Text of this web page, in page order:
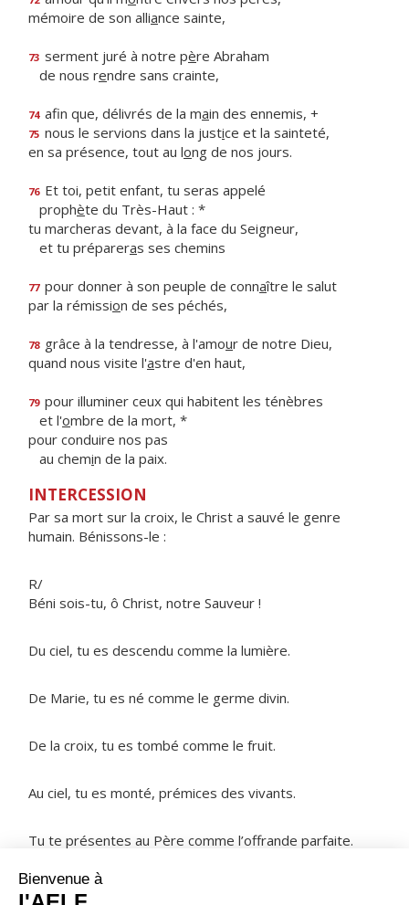
mémoire de son alliance sainte,
73 serment juré à notre père Abraham
de nous rendre sans crainte,
74 afin que, délivrés de la main des ennemis, +
75 nous le servions dans la justice et la sainteté,
en sa présence, tout au long de nos jours.
76 Et toi, petit enfant, tu seras appelé
prophète du Très-Haut : *
tu marcheras devant, à la face du Seigneur,
et tu prépareras ses chemins
77 pour donner à son peuple de connaître le salut
par la rémission de ses péchés,
78 grâce à la tendresse, à l'amour de notre Dieu,
quand nous visite l'astre d'en haut,
79 pour illuminer ceux qui habitent les ténèbres
et l'ombre de la mort, *
pour conduire nos pas
au chemin de la paix.
INTERCESSION
Par sa mort sur la croix, le Christ a sauvé le genre
humain. Bénissons-le :
R/
Béni sois-tu, ô Christ, notre Sauveur !
Du ciel, tu es descendu comme la lumière.
De Marie, tu es né comme le germe divin.
De la croix, tu es tombé comme le fruit.
Au ciel, tu es monté, prémices des vivants.
Tu te présentes au Père comme l’offrande parfaite.